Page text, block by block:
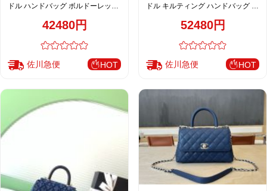
ドル ハンドバッグ ボルドーレッド
品モデル AS221542480円
佐川急便 HOT
ドル キルティング ハンドバッグ グ
52480円
佐川急便 HOT